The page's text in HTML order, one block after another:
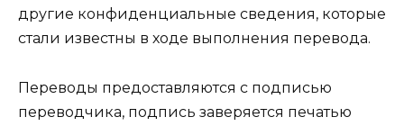
другие конфиденциальные сведения, которые
стали известны в ходе выполнения перевода.
Переводы предоставляются с подписью
переводчика, подпись заверяется печатью